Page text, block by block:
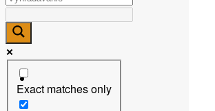
Exact matches only